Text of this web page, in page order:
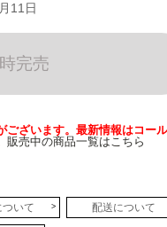
11日
完売
ざいます。最新情報はコー
販売中の商品一覧はこちら
いて 配送について